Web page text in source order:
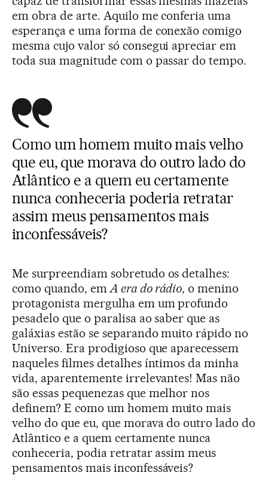
em obra de arte. Aquilo me conferia uma
esperança e uma forma de conexão comigo
mesma cujo valor só consegui apreciar em
toda sua magnitude com o passar do tempo.
Como um homem muito mais velho
que eu, que morava do outro lado do
Atlântico e a quem eu certamente
nunca conheceria poderia retratar
assim meus pensamentos mais
inconfessáveis?
Me surpreendiam sobretudo os detalhes:
como quando, emA era do rádio, o menino
protagonista mergulha em um profundo
pesadelo que o paralisa ao saber que as
galáxias estão se separando muito rápido no
Universo. Era prodigioso que aparecessem
naqueles filmes detalhes íntimos da minha
vida, aparentemente irrelevantes! Mas não
são essas pequenezas que melhor nos
definem? E como um homem muito mais
velho do que eu, que morava do outro lado do
Atlântico e a quem certamente nunca
conheceria, podia retratar assim meus
pensamentos mais inconfessáveis?